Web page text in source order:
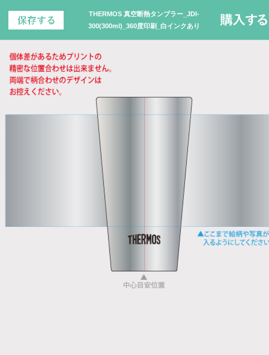
THERMOS 真空断熱タンブラー_JDI-
300(300ml)_360度印刷_白インクあり